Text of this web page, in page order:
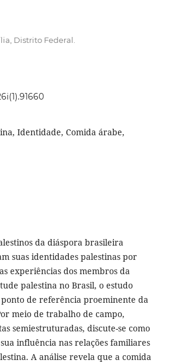
Distrito Federal.
Identidade, Comida árabe,
da diáspora brasileira
suas identidades palestinas por
experiências dos membros da
palestina no Brasil, o estudo
de referência proeminente da
meio de trabalho de campo,
semiestruturadas, discute-se como
influência nas relações familiares
A análise revela que a comida